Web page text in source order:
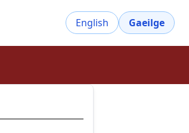
English Gaeilge